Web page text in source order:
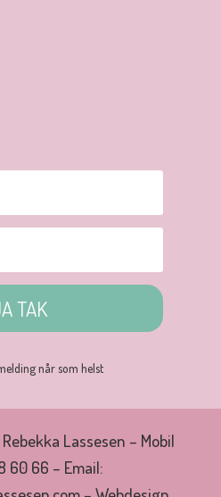
TAK
når som helst
Lassesen – Mobil
60 66 – Email: